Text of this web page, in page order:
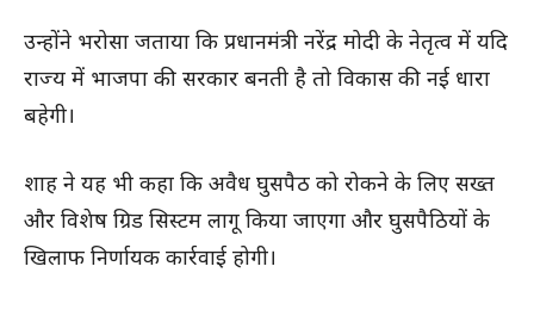
उन्होंने भरोसा जताया कि प्रधानमंत्री नरेंद्र मोदी के नेतृत्व में यदि
राज्य में भाजपा की सरकार बनती है तो विकास की नई धारा
बहेगी।
शाह ने यह भी कहा कि अवैध घुसपैठ को रोकने के लिए सख्त
और विशेष ग्रिड सिस्टम लागू किया जाएगा और घुसपैठियों के
खिलाफ निर्णायक कार्रवाई होगी।